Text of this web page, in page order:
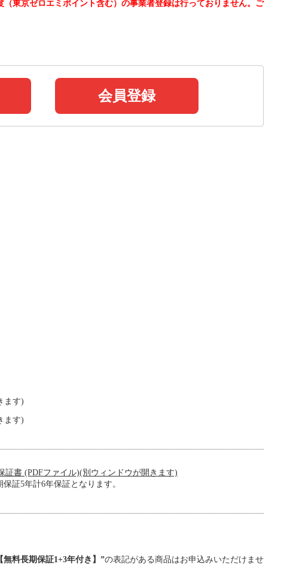
（東京ゼロエミポイント含む）の事業者登録は行っておりません。ご
会員登録
ます)
ます)
証書 (PDFファイル)(別ウィンドウが開きます)
証5年計6年保証となります。
料長期保証1+3年付き】”の表記がある商品はお申込みいただけませ